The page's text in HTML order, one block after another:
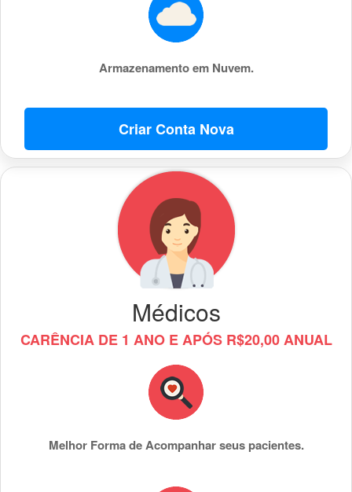
Armazenamento em Nuvem.
Criar Conta Nova
Médicos
CARÊNCIA DE 1 ANO E APÓS R$20,00 ANUAL
Melhor Forma de Acompanhar seus pacientes.